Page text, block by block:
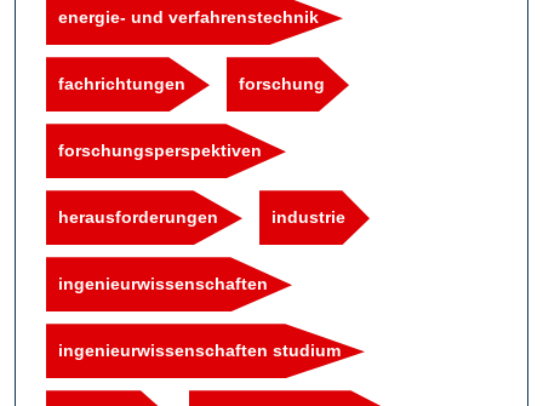
energie- und verfahrenstechnik
fachrichtungen forschung
forschungsperspektiven
herausforderungen industrie
ingenieurwissenschaften
ingenieurwissenschaften studium